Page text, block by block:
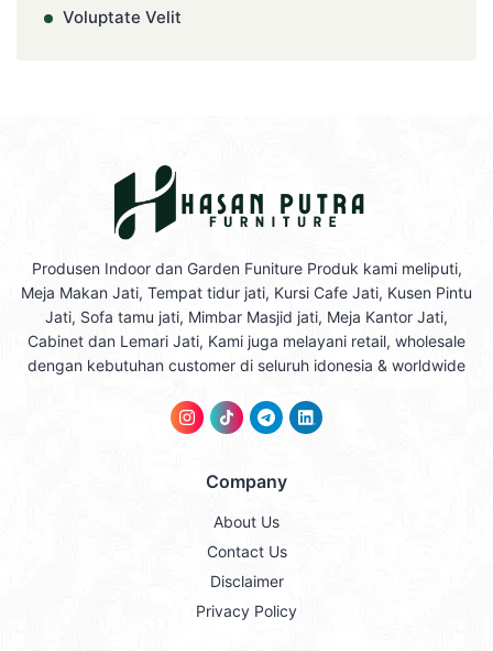
Voluptate Velit
Produsen Indoor dan Garden Funiture Produk kami meliputi,
Meja Makan Jati, Tempat tidur jati, Kursi Cafe Jati, Kusen Pintu
Jati, Sofa tamu jati, Mimbar Masjid jati, Meja Kantor Jati,
Cabinet dan Lemari Jati, Kami juga melayani retail, wholesale
dengan kebutuhan customer di seluruh idonesia & worldwide
Company
About Us
Contact Us
Disclaimer
Privacy Policy